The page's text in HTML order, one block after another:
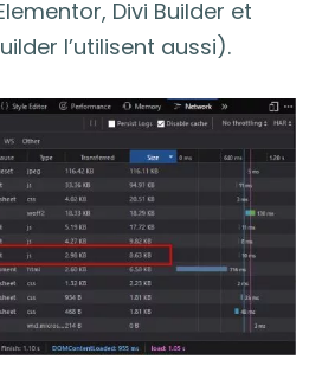
Divi Builder et
l’utilisent aussi).